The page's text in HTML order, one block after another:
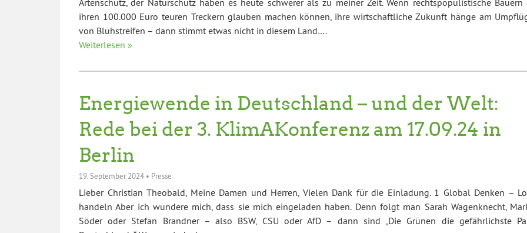
ihren 100.000 Euro teuren Treckern glauben machen können, ihre wirtschaftliche Zukunft hänge am
von Blühstreifen – dann stimmt etwas nicht in diesem Land….
Weiterlesen »
Energiewende in Deutschland – und der Welt:
Rede bei der 3. KlimAKonferenz am 17.09.24 in
Berlin
19. September 2024 • Presse
Lieber Christian Theobald, Meine Damen und Herren, Vielen Dank für die Einladung. 1 Global Denken –
handeln Aber ich wundere mich, dass sie mich eingeladen haben. Denn folgt man Sarah Wagenknecht,
Söder oder Stefan Brandner – also BSW, CSU oder AfD – dann sind „Die Grünen die gefährlichste